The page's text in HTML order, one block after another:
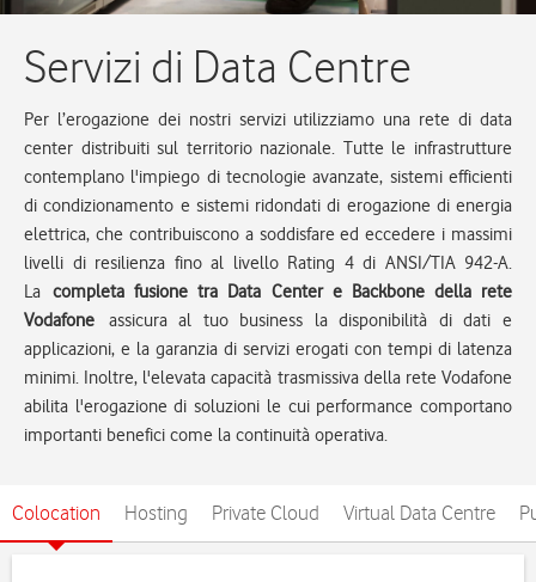
Servizi di Data Centre
Per l’erogazione dei nostri servizi utilizziamo una rete di data
center distribuiti sul territorio nazionale. Tutte le infrastrutture
contemplano l'impiego di tecnologie avanzate, sistemi efficienti
di condizionamento e sistemi ridondati di erogazione di energia
elettrica, che contribuiscono a soddisfare ed eccedere i massimi
livelli di resilienza fino al livello Rating 4 di ANSI/TIA 942-A.
Lacompleta fusione tra Data Center e Backbone della rete
Vodafone assicura al tuo business la disponibilità di dati e
applicazioni, e la garanzia di servizi erogati con tempi di latenza
minimi. Inoltre, l'elevata capacità trasmissiva della rete Vodafone
abilita l'erogazione di soluzioni le cui performance comportano
importanti benefici come la continuità operativa​.
Colocation Hosting Private Cloud Virtual Data Centre